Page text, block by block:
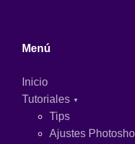
Menú
Inicio
Tutoriales
Tips
Ajustes